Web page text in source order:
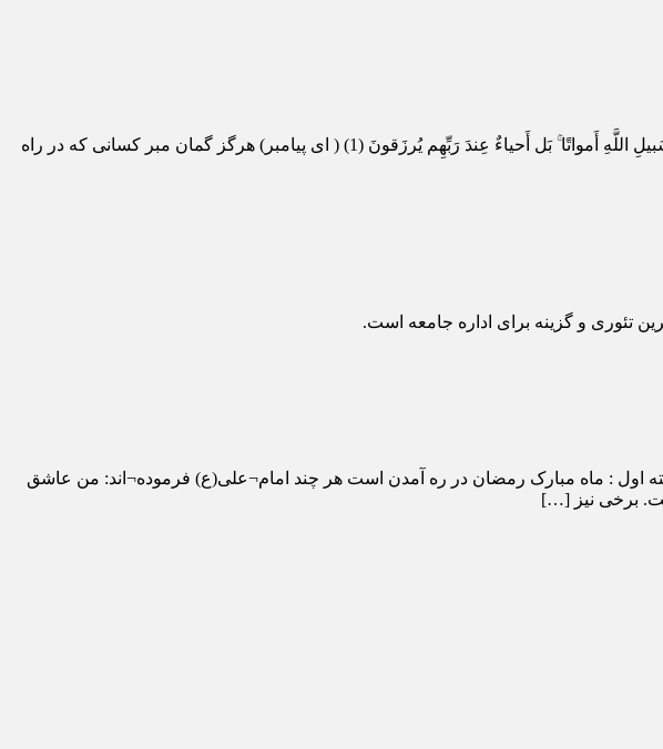
کانون سبحان/اسماعیل جمیاری: صریح ترین کلام وحی در خصوص شهیدان این است که: وَلا تَحسَبَنَّ الَّذينَ قُتِلوا في سَبيلِ اللَّهِ أَمواتًا ۚ بَل أَحياءٌ عِندَ رَبِّهِم يُرزَقونَ (1) ( ای پیامبر) هرگز گمان مبر کسانی که در راه
تئوری و گزینه برای اداره جامعه است.
اول : ماه مبارک رمضان در ره آمدن است هر چند امام¬علی(ع) فرموده¬اند: من عاشق
برخی نیز […]